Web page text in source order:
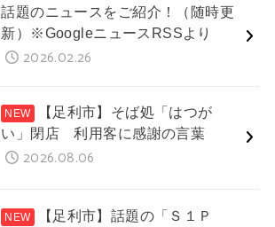
話題のニュースをご紹介！（随時更
新）※GoogleニュースRSSより
2026.02.26
【足利市】そば処「はつが
い」閉店 利用客に感謝の言葉
2026.08.06
【足利市】話題の「Ｓ１Ｐ